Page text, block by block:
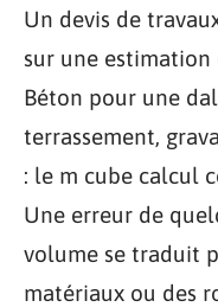
Un devis de
sur une estimation
Béton pour une
terrassement,
: le m cube calcul
Une erreur de
volume se traduit
matériaux ou des